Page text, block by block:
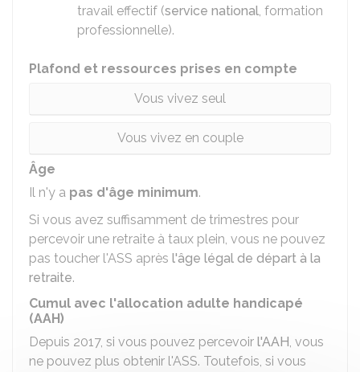
travail effectif (service national, formation
professionnelle).
Plafond et ressources prises en compte
Vous vivez seul
Vous vivez en couple
Âge
Il n'y a pas d'âge minimum.
Si vous avez suffisamment de trimestres pour
percevoir une retraite à taux plein, vous ne pouvez
pas toucher l'ASS après l'âge légal de départ à la
retraite.
Cumul avec l'allocation adulte handicapé
(AAH)
Depuis 2017, si vous pouvez percevoir l'AAH, vous
ne pouvez plus obtenir l'ASS. Toutefois, si vous